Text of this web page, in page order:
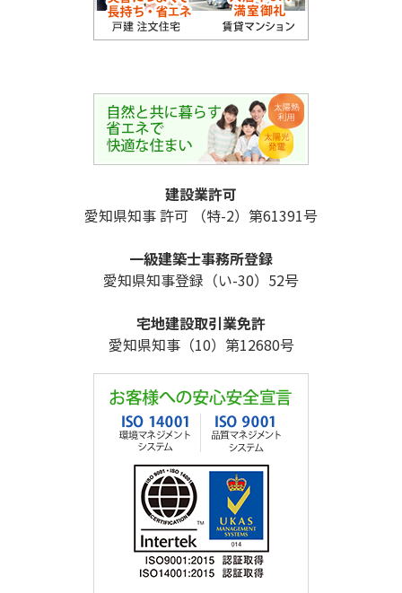
建設業許可
愛知県知事 許可 （特-2）第61391号
一級建築士事務所登録
愛知県知事登録（い-30）52号
宅地建設取引業免許
愛知県知事（10）第12680号